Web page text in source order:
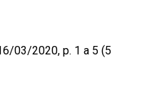
03/2020, p. 1 a 5 (5